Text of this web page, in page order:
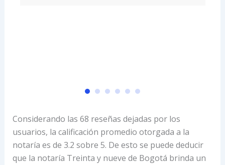
Considerando las 68 reseñas dejadas por los
usuarios, la calificación promedio otorgada a la
notaría es de 3.2 sobre 5. De esto se puede deducir
que la notaría Treinta y nueve de Bogotá brinda un